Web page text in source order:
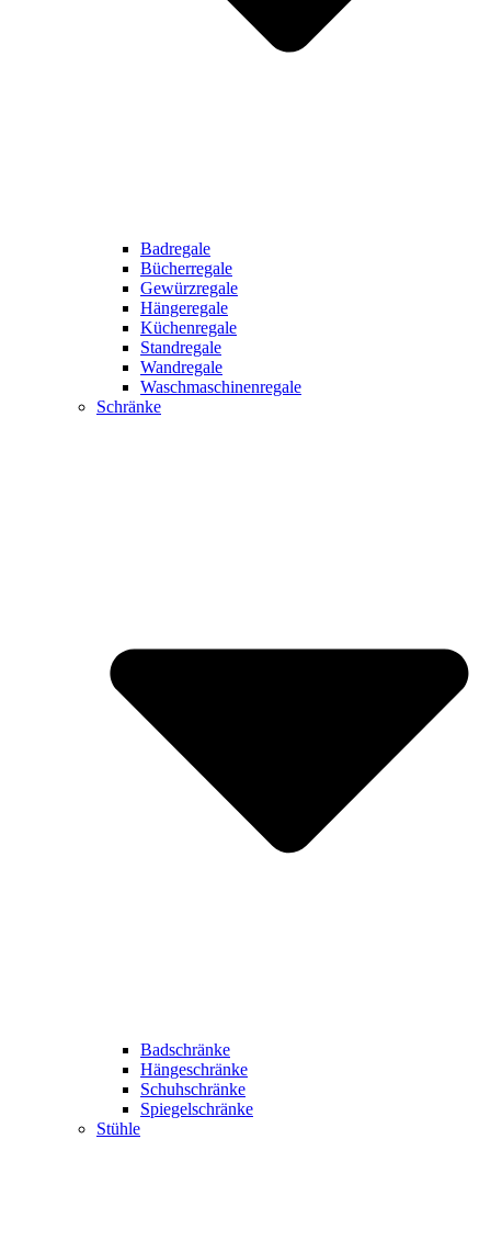
Badregale
Bücherregale
Gewürzregale
Hängeregale
Küchenregale
Standregale
Wandregale
Waschmaschinenregale
Schränke
Badschränke
Hängeschränke
Schuhschränke
Spiegelschränke
Stühle